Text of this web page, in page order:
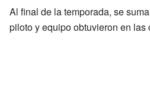
Al final de la temporada, se
piloto y equipo obtuvieron en las